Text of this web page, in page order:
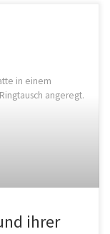
in einem
angeregt.
ihrer